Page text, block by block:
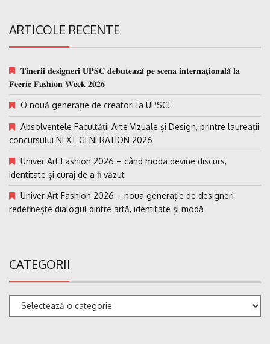
ARTICOLE RECENTE
𝐓𝐢𝐧𝐞𝐫𝐢𝐢 𝐝𝐞𝐬𝐢𝐠𝐧𝐞𝐫𝐢 𝐔𝐏𝐒𝐂 𝐝𝐞𝐛𝐮𝐭𝐞𝐚𝐳𝐚̆ 𝐩𝐞 𝐬𝐜𝐞𝐧𝐚 𝐢𝐧𝐭𝐞𝐫𝐧𝐚𝐭̗𝐢𝐨𝐧𝐚𝐥𝐚̆ 𝐥𝐚
𝐅𝐞𝐞𝐫𝐢𝐜 𝐅𝐚𝐬𝐡𝐢𝐨𝐧 𝐖𝐞𝐞𝐤 𝟐𝟎𝟐𝟔
O nouă generație de creatori la UPSC!
Absolventele Facultății Arte Vizuale și Design, printre laureații
concursului NEXT GENERATION 2026
Univer Art Fashion 2026 – când moda devine discurs,
identitate și curaj de a fi văzut
Univer Art Fashion 2026 – noua generație de designeri
redefinește dialogul dintre artă, identitate și modă
CATEGORII
Categorii